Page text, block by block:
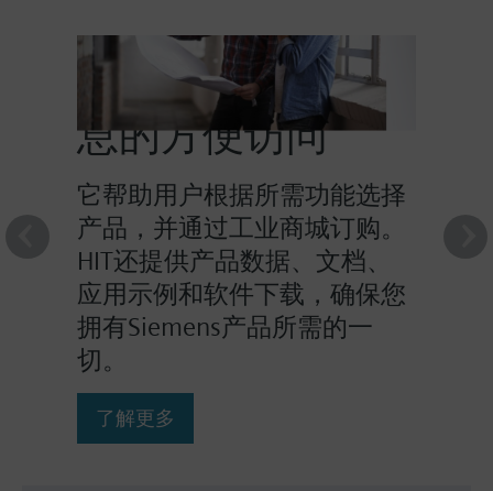
HIT提供对产品信
息的方便访问
它帮助用户根据所需功能选择
产品，并通过工业商城订购。
HIT还提供产品数据、文档、
应用示例和软件下载，确保您
拥有Siemens产品所需的一
切。
了解更多